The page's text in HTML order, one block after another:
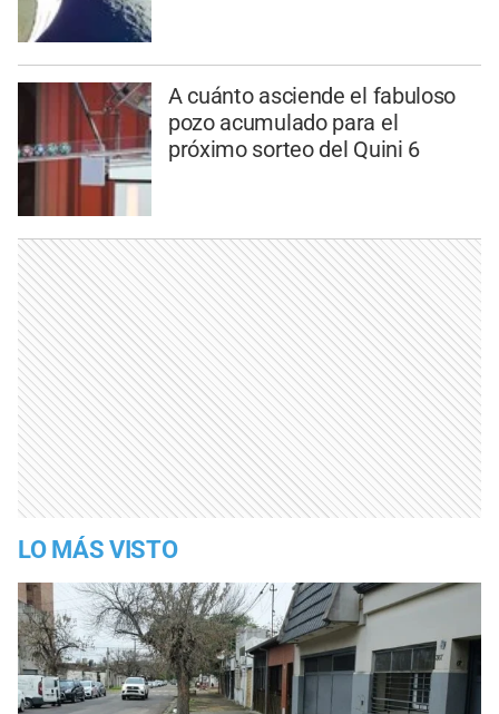
A cuánto asciende el fabuloso
pozo acumulado para el
próximo sorteo del Quini 6
LO MÁS VISTO